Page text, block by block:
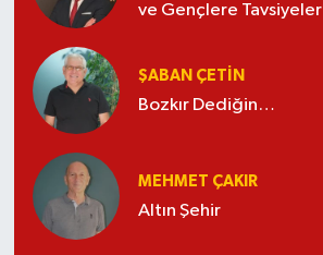
ve Gençlere Tavsiyeler
ŞABAN ÇETIN
Bozkır Dediğin…
MEHMET ÇAKIR
Altın Şehir